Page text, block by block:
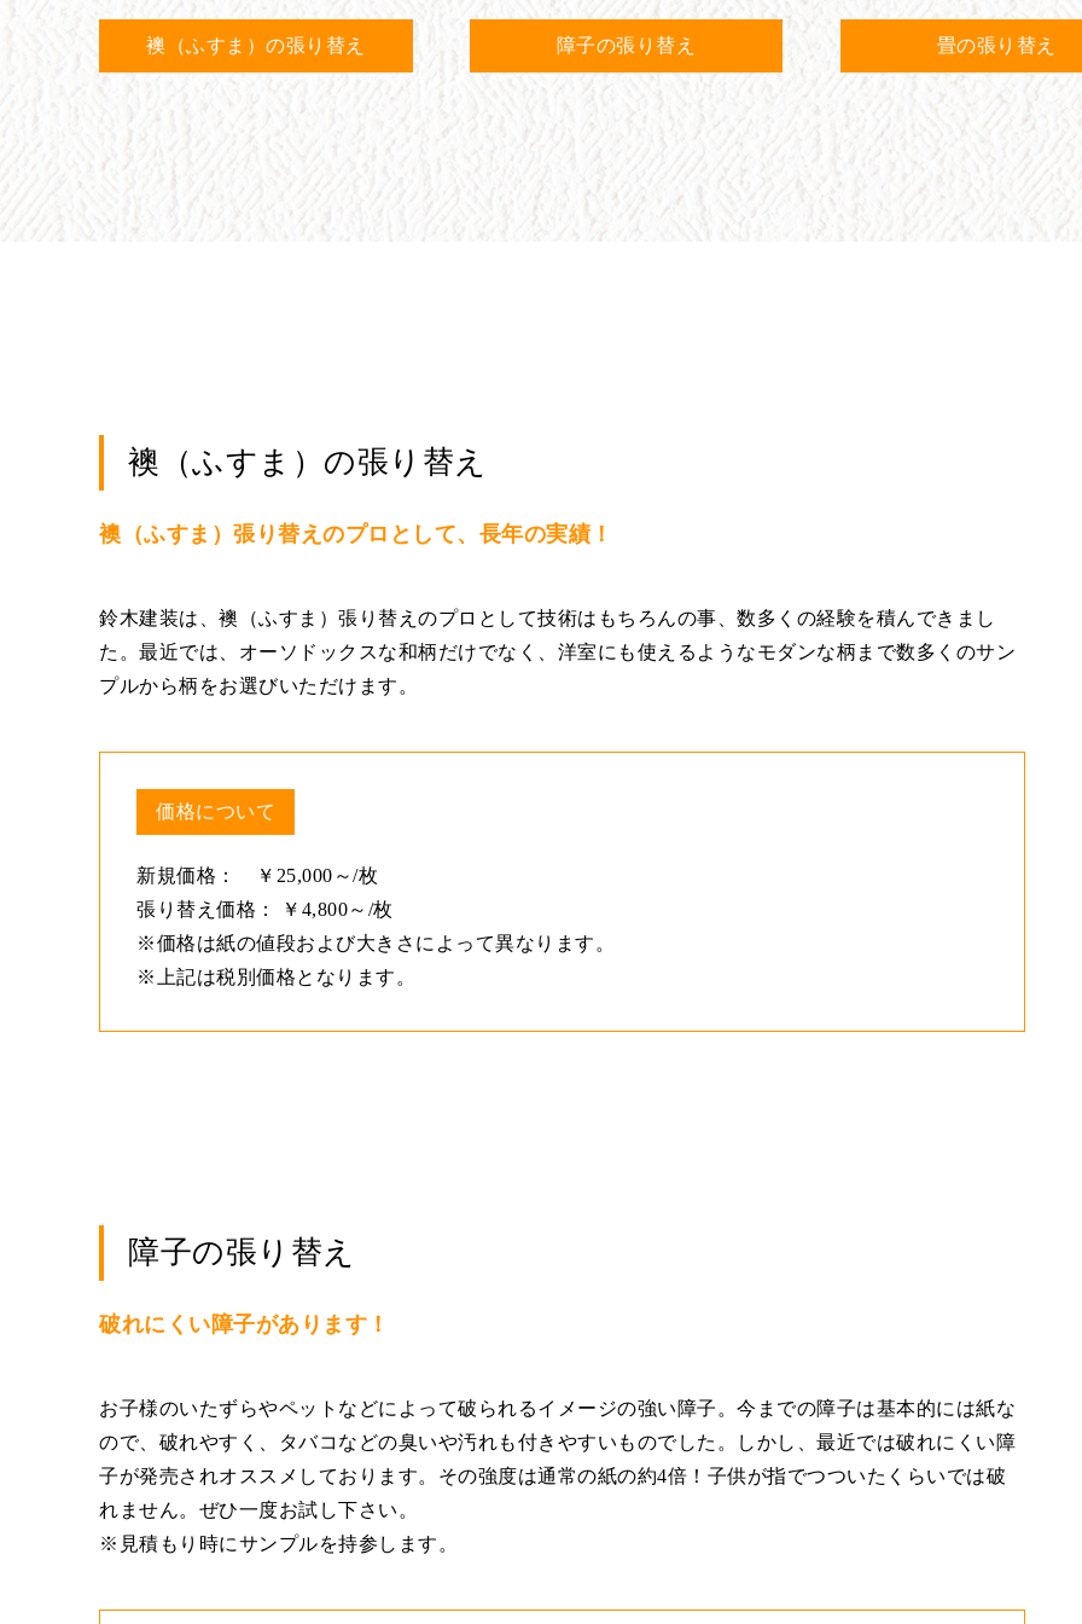
襖（ふすま）の張り替え 障子の張り替え 畳の張り替え
襖（ふすま）の張り替え
襖（ふすま）張り替えのプロとして、長年の実績！
鈴木建装は、襖（ふすま）張り替えのプロとして技術はもちろんの事、数多くの経験を積んできまし
た。最近では、オーソドックスな和柄だけでなく、洋室にも使えるようなモダンな柄まで数多くのサン
プルから柄をお選びいただけます。
価格について
新規価格： ￥25,000～/枚
張り替え価格： ￥4,800～/枚
※価格は紙の値段および大きさによって異なります。
※上記は税別価格となります。
障子の張り替え
破れにくい障子があります！
お子様のいたずらやペットなどによって破られるイメージの強い障子。今までの障子は基本的には紙な
ので、破れやすく、タバコなどの臭いや汚れも付きやすいものでした。しかし、最近では破れにくい障
子が発売されオススメしております。その強度は通常の紙の約4倍！子供が指でつついたくらいでは破
れません。ぜひ一度お試し下さい。
※見積もり時にサンプルを持参します。